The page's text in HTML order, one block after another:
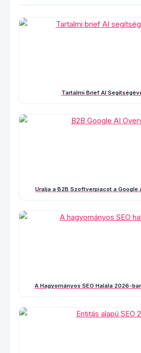
Tartalmi Brief AI
Uralja a B2B Szoftverpiacot a Google
A Hagyományos SEO Halála 2026-